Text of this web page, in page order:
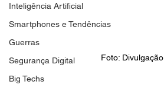
Inteligência Artificial
Smartphones e Tendências
Guerras
Segurança Digital
Big Techs
Foto: Divulgação